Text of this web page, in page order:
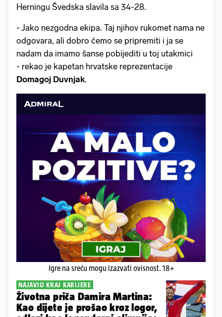
Herningu Švedska slavila sa 34-28.
- Jako nezgodna ekipa. Taj njihov rukomet nama ne
odgovara, ali dobro ćemo se pripremiti i ja se
nadam da imamo šanse pobijediti u toj utakmici
- rekao je kapetan hrvatske reprezentacije
Domagoj Duvnjak.
Igre na sreću mogu izazvati ovisnost. 18+
NAJAVIO KRAJ KARIJERE
Životna priča Damira Martina:
Kao dijete je prošao kroz logor,